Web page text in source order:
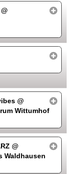
@
@
Wittumhof
@
Waldhausen